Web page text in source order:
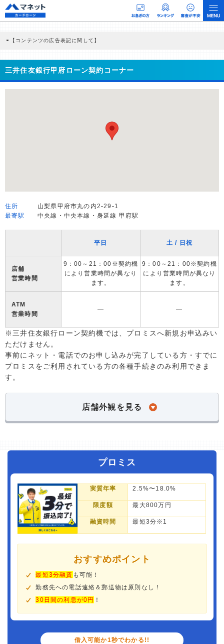
【コンテンツの広告表記に関して】
商品を根拠なくPRするものではなく、当編集部の調査／ユーザーへの口コミ収集な
どに基づき、公平性を担保した情報提供を行っています。
>提携企業一覧
三井住友銀行甲府ローン契約コーナー
住所
山梨県甲府市丸の内2-29-1
最寄駅
中央線・中央本線・身延線 甲府駅
平日 土 / 日祝
店舗
営業時間
9：00～21：00※契約機
により営業時間が異なり
ます。
9：00～21：00※契約機
により営業時間が異なり
ます。
ATM
営業時間
― ―
※三井住友銀行ローン契約機では、プロミスへ新規お申込みい
ただけません。
事前にネット・電話でのお申し込みが完了している方・すでに
プロミスをご利用されている方の各種手続きのみ利用できま
す。
店舗外観を見る
プロミス
実質年率 2.5%〜18.0%
限度額 最大800万円
融資時間 最短3分※1
おすすめポイント
最短3分融資 も可能！
勤務先への電話連絡＆郵送物は原則なし！
30日間の利息が0円 ！
借入可能か1秒でわかる!!